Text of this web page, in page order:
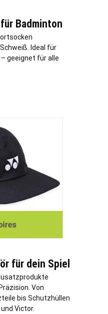
Badminton
Ideal für
geeignet für alle
für dein Spiel
Von
bis Schutzhüllen
Victor.